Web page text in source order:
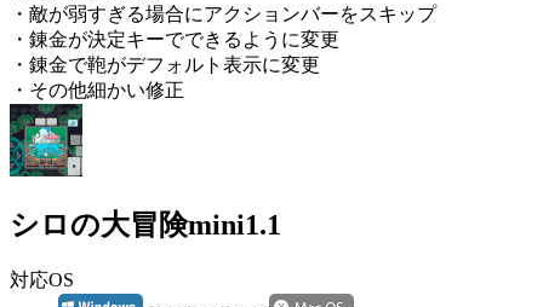
・敵が弱すぎる場合にアクションバーをスキップ
・錬金が決定キーでできるように変更
・錬金で鞄がデフォルト表示に変更
・その他細かい修正
シロの大冒険mini1.1
対応OS